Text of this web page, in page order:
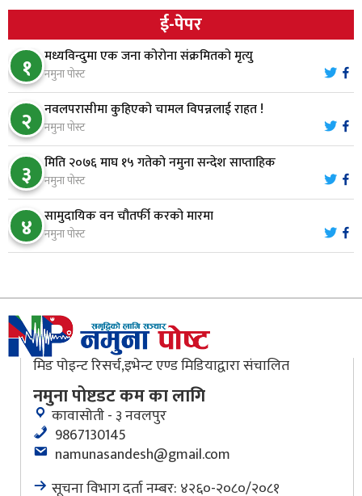
७
भरतपुर अस्पतालद्वारा आइसियुमा प्रतिक्षारत बिरामीको
नाम ‘डिस्प्ले बोर्ड’मा
८ नारायणघाट–बुटवल सडकमा ‘क्यानोपी ब्रिज’ निर्माण
९
मौलाकालिकाको १८८२ खुड्किला : आस्था र आरोग्यको‘
‘सर्ट हाइकिङ’
१० वन उद्यममा जोडिँदै नवलपुरका महिला
ई-पेपर
१ मध्यविन्दुमा एक जना कोरोना संक्रमितको मृत्यु
नमुना पोस्ट
२ नवलपरासीमा कुहिएको चामल विपन्नलाई राहत !
नमुना पोस्ट
३ मिति २०७६ माघ १५ गतेको नमुना सन्देश साप्ताहिक
नमुना पोस्ट
४ सामुदायिक वन चौतर्फी करको मारमा
नमुना पोस्ट
मिड पोइन्ट रिसर्च,इभेन्ट एण्ड मिडियाद्वारा संचालित
नमुना पोष्टडट कम का लागि
कावासोती - ३ नवलपुर
9867130145
namunasandesh@gmail.com
सूचना विभाग दर्ता नम्बर: ४२६०-२०८०/२०८१